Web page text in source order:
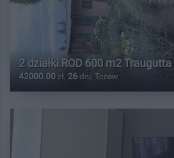
2 działki ROD 600 m2 Traugutta
42000.00 zł, 26 dni, Tczew